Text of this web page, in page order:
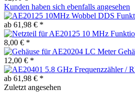
Kunden haben sich ebenfalls angesehen
ab 61,98 € *
8,00 € *
12,00 € *
ab 61,98 € *
Zuletzt angesehen